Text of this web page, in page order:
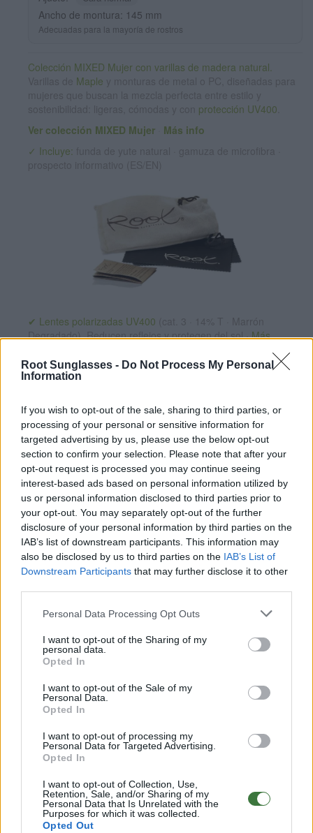
Root Sunglasses - Do Not Process My Personal
Information
If you wish to opt-out of the sale, sharing to third parties, or
processing of your personal or sensitive information for
targeted advertising by us, please use the below opt-out
section to confirm your selection. Please note that after your
opt-out request is processed you may continue seeing
interest-based ads based on personal information utilized by
us or personal information disclosed to third parties prior to
your opt-out. You may separately opt-out of the further
disclosure of your personal information by third parties on the
IAB’s list of downstream participants. This information may
also be disclosed by us to third parties on the IAB’s List of
Downstream Participants that may further disclose it to other
Personal Data Processing Opt Outs
I want to opt-out of the Sharing of my
personal data.
Opted In
I want to opt-out of the Sale of my
Personal Data.
Opted In
I want to opt-out of processing my
Personal Data for Targeted Advertising.
Opted In
I want to opt-out of Collection, Use,
Retention, Sale, and/or Sharing of my
Personal Data that Is Unrelated with the
Purposes for which it was collected.
Opted Out
Calibre: 50
Ancho de montura: 145 mm
Adecuadas para la mayoría de rostros
Colección MIXED Mujer con varillas de madera natural.
Maple
protección UV400
Ver colección MIXED Mujer
Más info
✓ Incluye:
✔ Lentes polarizadas UV400
Degradado). Reducen reflejos y protegen del sol ·Más
✔ Herrajes de acero inoxidablepara un ajuste perfecto.
✔ Cómodas y ligeras
-Opciones Recomendadas:
Estuche de corcho plegable
8.99€
Comprar
Estuche Semi-rígido Natural
12.99€
Comprar
✔ Garantía de sasisfacción:
Cambio Gratuito
Cuidados y Mantenimiento
FAQ - Preguntas frecuentes
Declaración de conformidad CE
Servicio Postventa
incluidos para todos los destinos o métodos de envío. Introduce el
destino en el paso 2 de la cesta para más información
Root Sunglasses ® Tarifa - Spain
Atención Cliente: +34 956 680 448 (LU-VI 9:00 a 15:00)
info@rootsunglasses.com